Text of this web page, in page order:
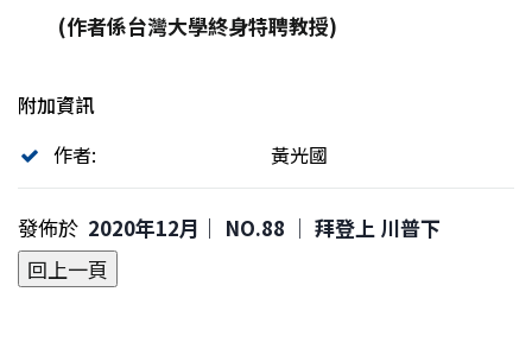
(作者係台灣大學終身特聘教授)
附加資訊
作者:
黃光國
發佈於 2020年12月｜ NO.88 │ 拜登上 川普下